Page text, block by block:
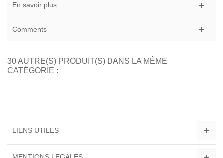
En savoir plus
Comments
30 AUTRE(S) PRODUIT(S) DANS LA MÊME
CATÉGORIE :
LIENS UTILES